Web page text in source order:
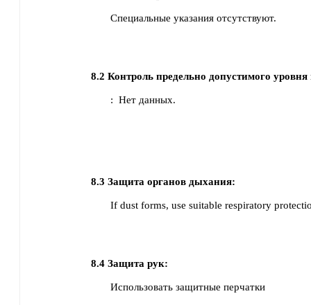
Специальные указания отсутствуют.
8.2 Контроль предельно допустимого уровня
: Нет данных.
8.3 Защита органов дыхания:
If dust forms, use suitable respiratory
8.4 Защита рук:
Использовать защитные перчатки